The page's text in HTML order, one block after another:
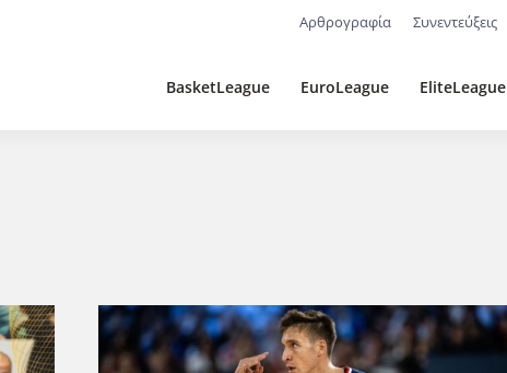
Αρθρογραφία Συνεντεύξεις
BasketLeague EuroLeague EliteLeague